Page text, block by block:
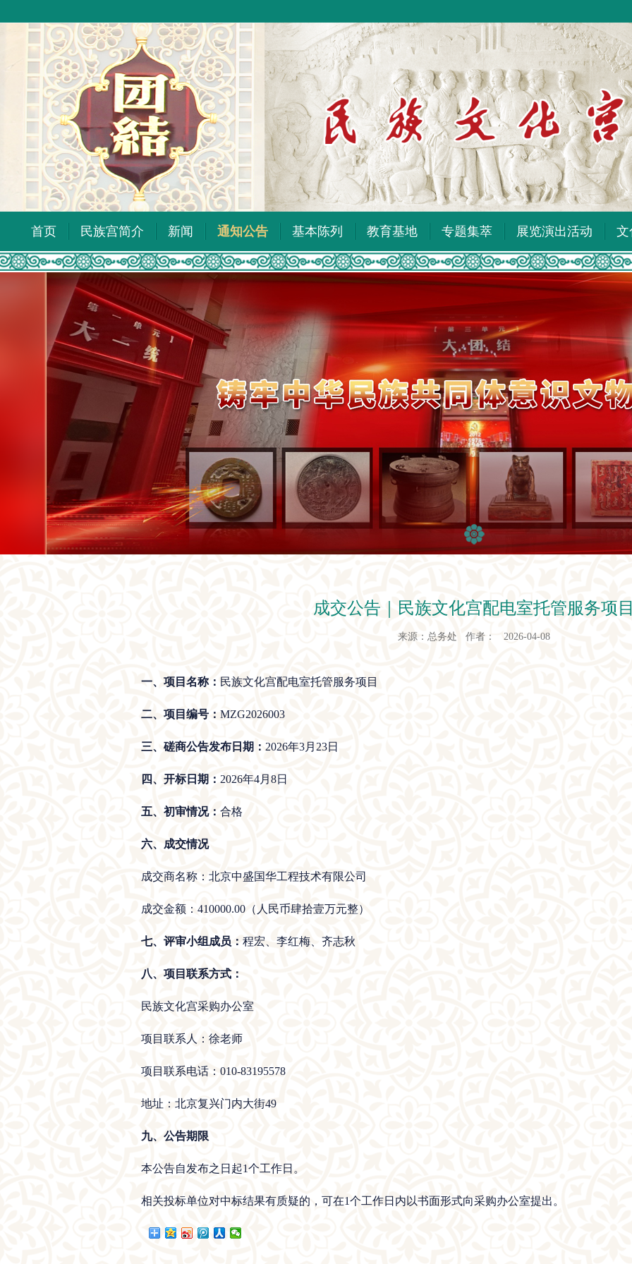
首页 民族宫简介 新闻 通知公告 基本陈列 教育基地 专题集萃 展览演出活动 文
成交公告｜民族文化宫配电室托管服务项
来源：总务处 作者： 2026-04-08
一、项目名称： 民族文化宫配电室托管服务项目
二、项目编号： MZG2026003
三、磋商公告发布日期： 2026年3月23日
四、开标日期： 2026年4月8日
五、初审情况： 合格
六、成交情况
成交商名称：北京中盛国华工程技术有限公司
成交金额：410000.00（人民币肆拾壹万元整）
七、评审小组成员： 程宏、李红梅、齐志秋
八、项目联系方式：
民族文化宫采购办公室
项目联系人：徐老师
项目联系电话：010-83195578
地址：北京复兴门内大街49
九、公告期限
本公告自发布之日起1个工作日。
相关投标单位对中标结果有质疑的，可在1个工作日内以书面形式向采购办公室提出。